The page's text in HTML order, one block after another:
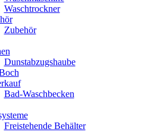
Waschtrockner
Zubehör
Dunstabzugshaube
Bad-Waschbecken
Freistehende Behälter